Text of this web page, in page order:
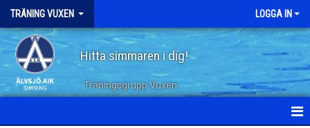
TRÄNING VUXEN LOGGA IN
Hitta simmaren i dig!
Träningsgrupp Vuxen